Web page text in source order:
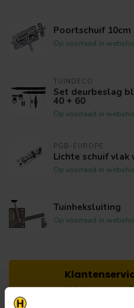
Poortschuif 10cm
Op voorraad in
TUINDECO
Set deurbeslag
40 + 60
Op voorraad in
PGB-EUROPE
Lichte schuif vlak
Op voorraad in
Tuinheksluiting
Op voorraad in
Heb je een